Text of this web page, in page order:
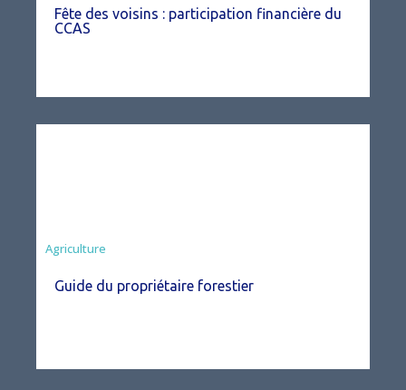
Fête des voisins : participation financière du
CCAS
Agriculture
Guide du propriétaire forestier